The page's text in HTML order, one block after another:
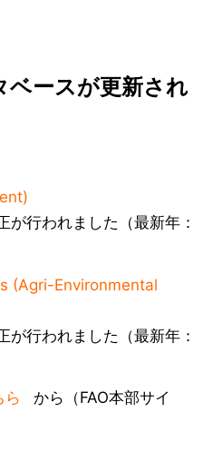
ベースが更新され
が行われました（最新年：
(Agri-Environmental
が行われました（最新年：
ら
から（FAO本部サイ